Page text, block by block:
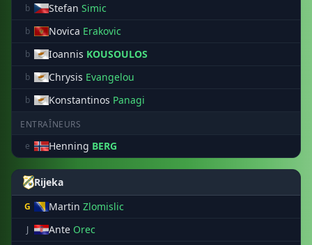
b Stefan Simic
b Novica Erakovic
b Ioannis KOUSOULOS
b Chrysis Evangelou
b Konstantinos Panagi
ENTRAÎNEURS
e
Henning BERG
Rijeka
G Martin Zlomislic
J Ante Orec